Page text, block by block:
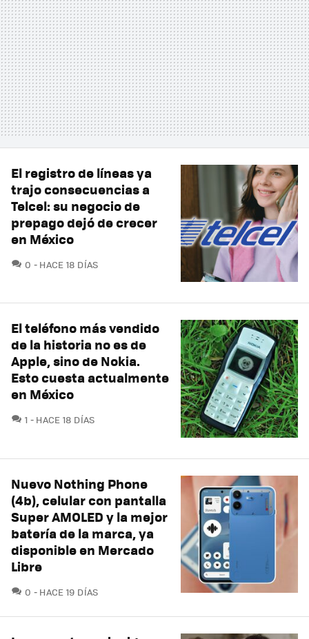
El registro de líneas ya
trajo consecuencias a
Telcel: su negocio de
prepago dejó de crecer
en México
0 COMENTARIOS
HACE 18 DÍAS
El teléfono más vendido
de la historia no es de
Apple, sino de Nokia.
Esto cuesta actualmente
en México
1 COMENTARIOS
HACE 18 DÍAS
Nuevo Nothing Phone
(4b), celular con pantalla
Super AMOLED y la mejor
batería de la marca, ya
disponible en Mercado
Libre
0 COMENTARIOS
HACE 19 DÍAS